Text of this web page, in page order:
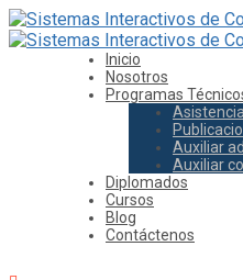
Inicio
Nosotros
Programas
Auxiliar
Auxiliar
Diplomados
Cursos
Blog
Contáctenos